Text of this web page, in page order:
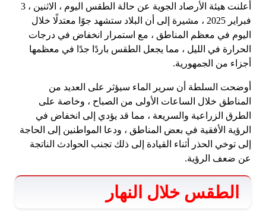
أعلنت هيئة الأرصاد الجوية عن حالة الطقس اليوم ، الاثنين ، 3
فبراير 2025 ، مشيرة إلى أن البلاد ستشهد جوًا معتدلًا خلال
اليوم في معظم المناطق ، مع استمرار انخفاض في درجات
الحرارة في الليل ، مما يجعل الطقس باردًا جدًا في معظمها
أجزاء من الجمهورية.
أوضحت السلطة أن سرير الماء سيؤثر على العديد من
المناطق خلال الساعات الأولى من الصباح ، وخاصة على
الطرق الزراعية والسريعة ، مما قد يؤدي إلى انخفاض في
الرؤية الأفقية في بعض المناطق ، ودعا المواطنين إلى الحاجة
إلى توخي الحذر أثناء القيادة إلى ذلك تجنب الحوادث الناتجة
عن ضعف الرؤية.
الطقس خلال النهار